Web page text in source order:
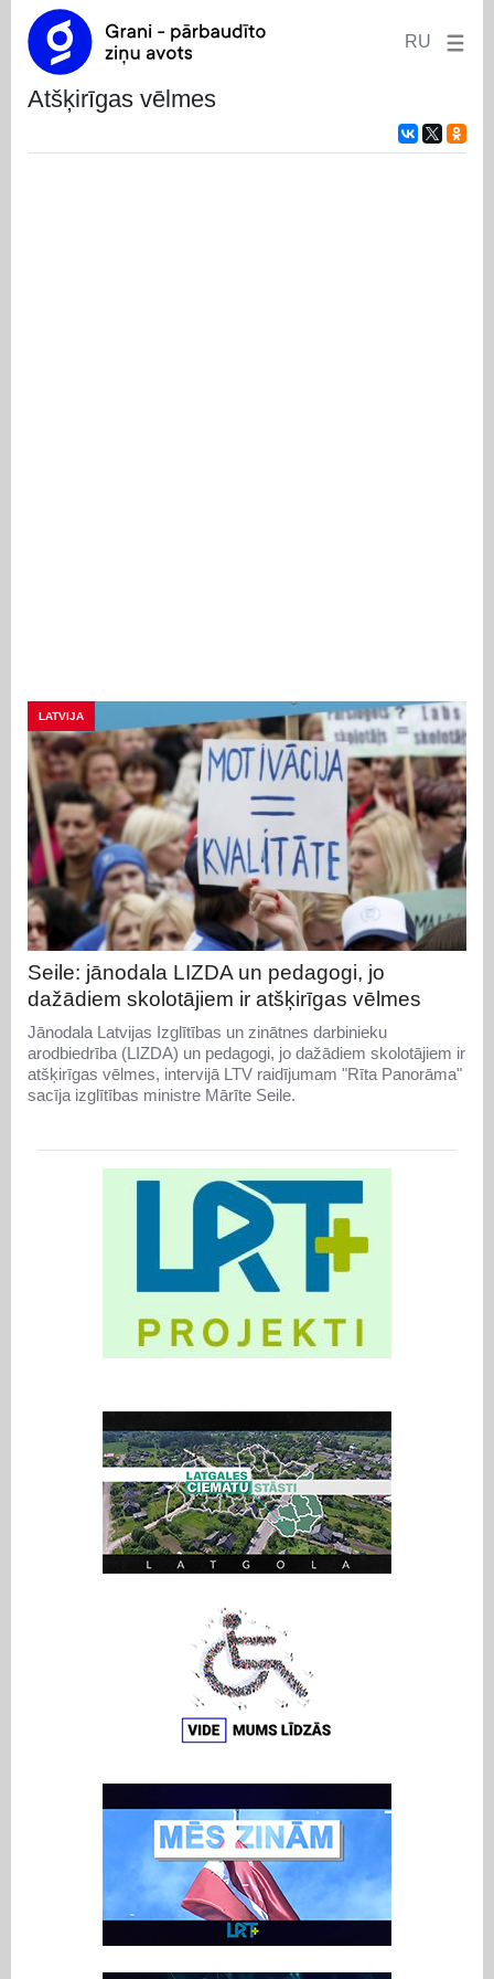
RU
atšķirīgas vēlmes
LATVIJA
Seile: jānodala LIZDA un pedagogi, jo
dažādiem skolotājiem ir atšķirīgas vēlmes
Jānodala Latvijas Izglītības un zinātnes darbinieku
arodbiedrība (LIZDA) un pedagogi, jo dažādiem skolotājiem ir
atšķirīgas vēlmes, intervijā LTV raidījumam "Rīta Panorāma"
sacīja izglītības ministre Mārīte Seile.